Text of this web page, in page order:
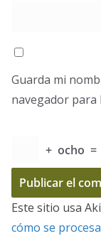
Guarda mi
navegador para
+ ocho =
Este sitio usa
cómo se